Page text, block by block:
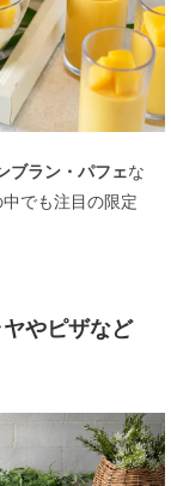
ブラン・パフェな
でも注目の限定
やピザなど